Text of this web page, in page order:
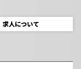
求人について